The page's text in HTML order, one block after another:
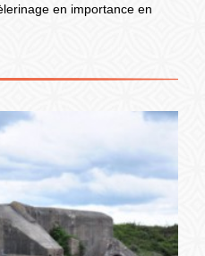
en importance en